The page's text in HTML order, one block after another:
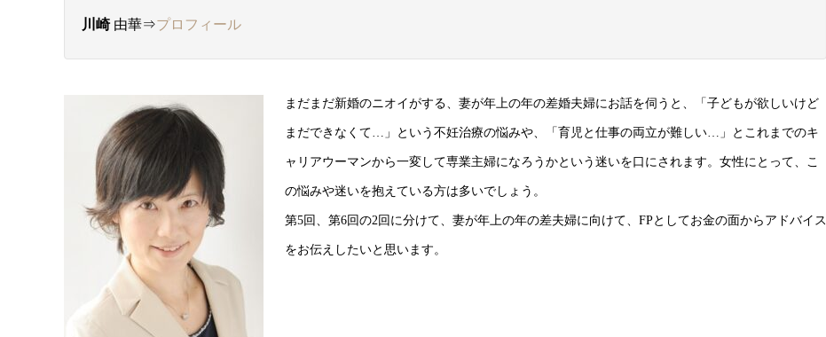
川崎由華⇒プロフィール
まだまだ新婚のニオイがする、妻が年上の年の差婚夫婦にお話を伺うと、「子どもが欲しいけど
まだできなくて…」という不妊治療の悩みや、「育児と仕事の両立が難しい…」とこれまでのキ
ャリアウーマンから一変して専業主婦になろうかという迷いを口にされます。女性にとって、こ
の悩みや迷いを抱えている方は多いでしょう。
第5回、第6回の2回に分けて、妻が年上の年の差夫婦に向けて、FPとしてお金の面からアドバイス
をお伝えしたいと思います。